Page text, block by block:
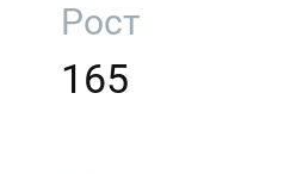
Рост
165